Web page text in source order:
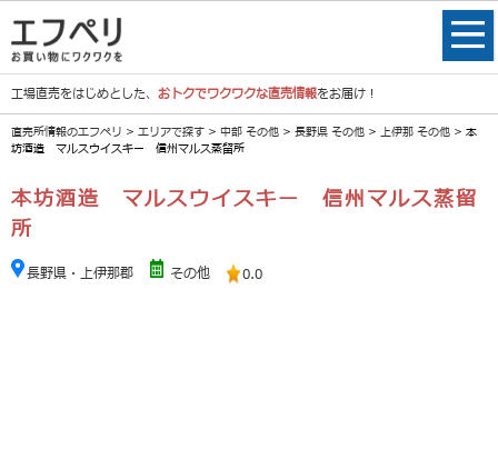
工場直売をはじめとした、 おトクでワクワクな直売情報をお届け！
直売所情報のエフペリ > エリアで探す > 中部 その他 > 長野県 その他 > 上伊那 その他 > 本
坊酒造 マルスウイスキー 信州マルス蒸留所
本坊酒造 マルスウイスキー 信州マルス蒸留
所
長野県・上伊那郡 その他 0.0